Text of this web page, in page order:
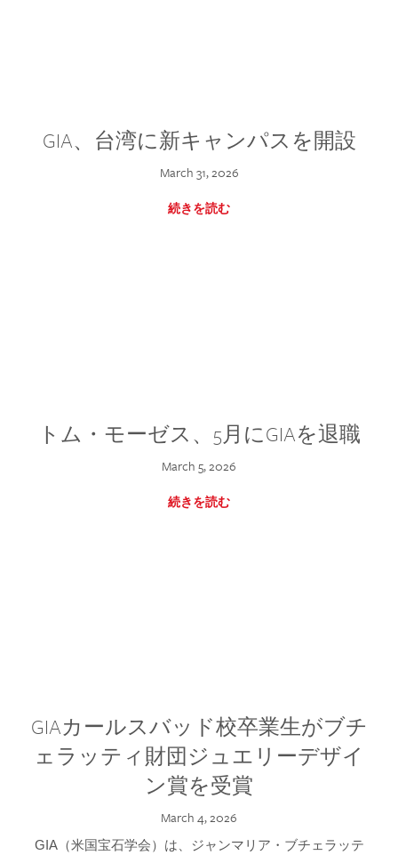
GIA、台湾に新キャンパスを開設
March 31, 2026
続きを読む
トム・モーゼス、5月にGIAを退職
March 5, 2026
続きを読む
GIAカールスバッド校卒業生がブチ
ェラッティ財団ジュエリーデザイ
ン賞を受賞
March 4, 2026
GIA（米国宝石学会）は、ジャンマリア・ブチェラッテ